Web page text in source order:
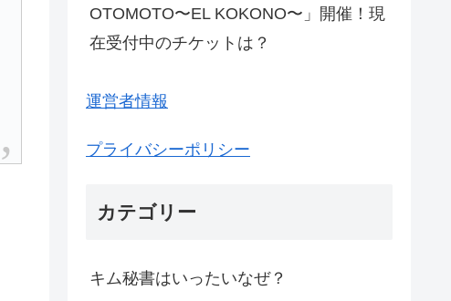
OTOMOTO〜EL KOKONO〜」開催！現
在受付中のチケットは？
運営者情報
プライバシーポリシー
カテゴリー
キム秘書はいったいなぜ？